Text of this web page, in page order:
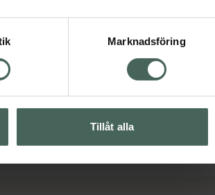
Marknadsföring
Tillåt alla